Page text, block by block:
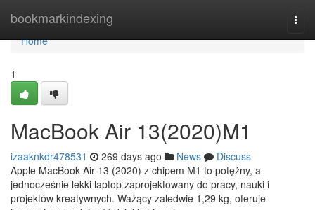
bookmarkindexing
Home
Home
1
MacBook Air 13(2020)M1
izaaknkdr478531 269 days ago News
Discuss
Apple MacBook Air 13 (2020) z chipem M1 to potężny, a
jednocześnie lekki laptop zaprojektowany do pracy, nauki i
projektów kreatywnych. Ważący zaledwie 1,29 kg, oferuje